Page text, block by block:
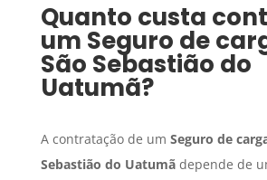
Quanto custa
um Seguro de
São Sebastião do
Uatumã?
A contratação de um Seguro de
Sebastião do Uatumãdepende de